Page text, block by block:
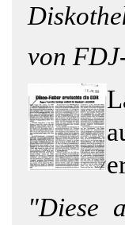
von
"Diese